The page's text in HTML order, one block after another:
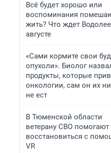
Всё будет хорошо или
воспоминания
жить? Что ждет
августе
«Сами кормите свои
опухоли». Биолог
продукты, которые
онкологии, сам он их
не ест
В Тюменской области
ветерану СВО помогают
восстановиться с
VR